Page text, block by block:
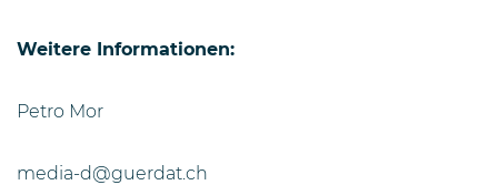
Weitere Informationen:
Petro Mor
media-d@guerdat.ch